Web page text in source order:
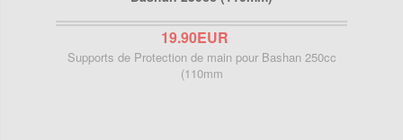
19.90EUR
Supports de Protection de main pour Bashan 250cc
(110mm